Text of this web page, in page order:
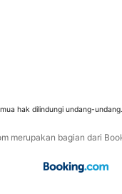
hak dilindungi undang-undang.
merupakan bagian dari